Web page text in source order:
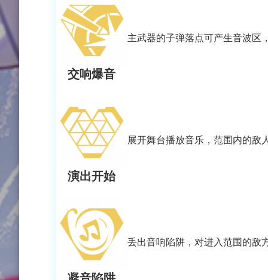
交响爆音
主武器的子弹落点可产生音波区
演出开始
展开舞台播放音乐，范围内的敌
丢出音响陷阱，对进入范围的敌